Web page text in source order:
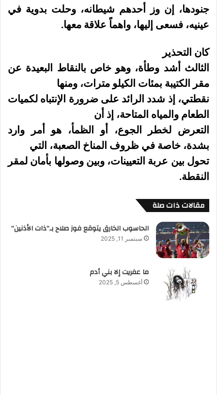
جنودها، إن وز أحدهم شيطانه، وحلت بدوية في
عينيه، فسعى إليها، واهماً علاقة معها.
كان التحذير
الثالث أشد وطأة، وهو خاص بالنقاط البعيدة عن
مقر الكتيبة بمئات الكيلو مترات، ومنها
نقطتي، إذ شدد الرائد على ضرورة الإنتباه لكميات
الطعام والمياه المتاحة، إذ أن
التعرض لخطر الجوع، أو الظمأ، هو أمر وارد
بشدة، خاصة في ظروف المناخ الصعبة، التي
تحول بين عربة التعيينات، وبين وصولها بأمان لمقر
النقطة.
مقالات ذات صلة
الحاسوب الخارق يتوقع فوز صلاح بـ”ذات الأذنين”
سبتمبر 11, 2025
ما عفريت إلا بني أدم
أغسطس 5, 2025